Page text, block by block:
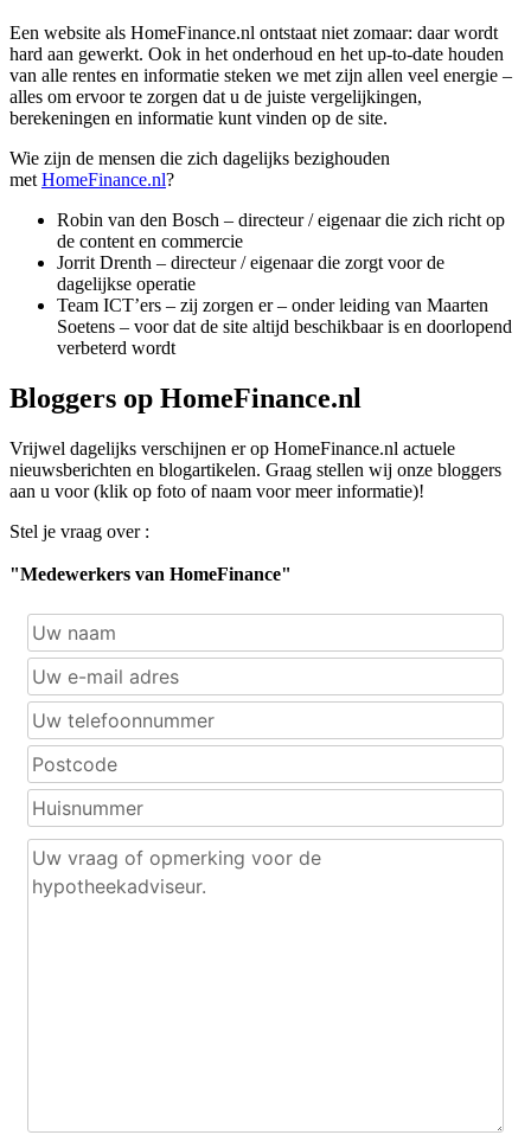
Een website als HomeFinance.nl ontstaat niet zomaar: daar wordt
hard aan gewerkt. Ook in het onderhoud en het up-to-date houden
van alle rentes en informatie steken we met zijn allen veel energie –
alles om ervoor te zorgen dat u de juiste vergelijkingen,
berekeningen en informatie kunt vinden op de site.
Wie zijn de mensen die zich dagelijks bezighouden
met HomeFinance.nl?
Robin van den Bosch – directeur / eigenaar die zich richt op
de content en commercie
Jorrit Drenth – directeur / eigenaar die zorgt voor de
dagelijkse operatie
Team ICT’ers – zij zorgen er – onder leiding van Maarten
Soetens – voor dat de site altijd beschikbaar is en doorlopend
verbeterd wordt
Bloggers op HomeFinance.nl
Vrijwel dagelijks verschijnen er op HomeFinance.nl actuele
nieuwsberichten en blogartikelen. Graag stellen wij onze bloggers
aan u voor (klik op foto of naam voor meer informatie)!
Stel je vraag over :
"Medewerkers van HomeFinance"